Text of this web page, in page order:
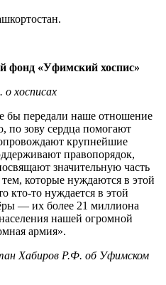
фонд «Уфимский хоспис»
хосписах
бы передали наше отношение
по зову сердца помогают
крупнейшие
правопорядок,
значительную часть
которые нуждаются в этой
кто-то нуждается в этой
— их более 21 миллиона
нашей огромной
армия».
Хабиров Р.Ф. об Уфимском